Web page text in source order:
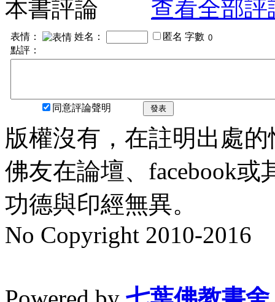
本書評論
查看全部評
表情： 姓名： 匿名 字數
點評：
同意評論聲明 發表
版權沒有，在註明出處
佛友在論壇、facebook
功德與印經無異。
No Copyright 2010-2016